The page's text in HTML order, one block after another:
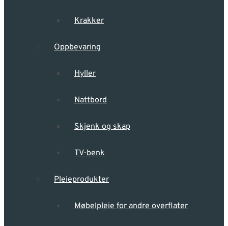
Krakker
Oppbevaring
Hyller
Nattbord
Skjenk og skap
TV-benk
Pleieprodukter
Møbelpleie for andre overflater